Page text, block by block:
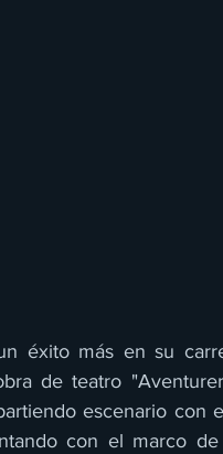
éxito más en su
de teatro
escenario con
con el marco